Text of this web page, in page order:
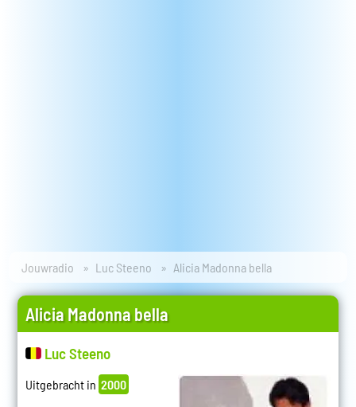
Jouwradio Luc Steeno Alicia Madonna bella
Alicia Madonna bella
Luc Steeno
Uitgebracht in 2000